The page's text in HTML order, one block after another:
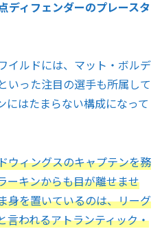
ディフェンダーのプレースタ
イルドには、マット・ボルデ
いった注目の選手も所属して
にはたまらない構成になって
ウィングスのキャプテンを務
ーキンからも目が離せませ
身を置いているのは、リーグ
言われるアトランティック・